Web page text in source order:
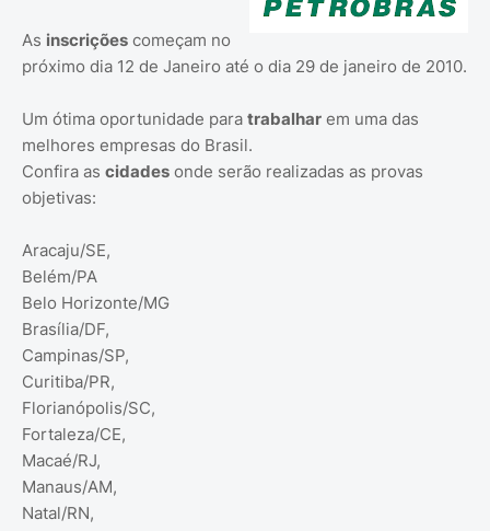
As inscrições começam no
próximo dia 12 de Janeiro até o dia 29 de janeiro de 2010.
Um ótima oportunidade para trabalhar em uma das
melhores empresas do Brasil.
Confira as cidades onde serão realizadas as provas
objetivas:
Aracaju/SE,
Belém/PA
Belo Horizonte/MG
Brasília/DF,
Campinas/SP,
Curitiba/PR,
Florianópolis/SC,
Fortaleza/CE,
Macaé/RJ,
Manaus/AM,
Natal/RN,